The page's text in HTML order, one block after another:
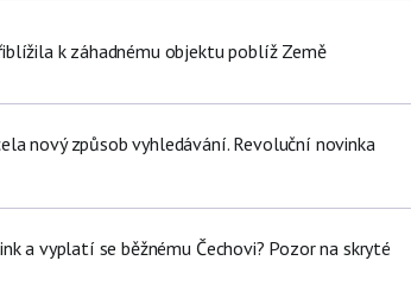
k záhadnému objektu poblíž Země
nový způsob vyhledávání. Revoluční novinka
a vyplatí se běžnému Čechovi? Pozor na skryté